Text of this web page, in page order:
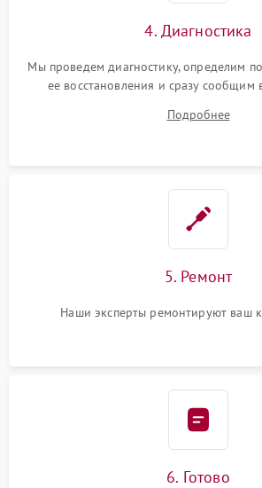
4. Диагностика
Мы проведем диагностику, определим
ее восстановления и сразу сообщим
Подробнее
5. Ремонт
Наши эксперты ремонтируют ваш
6. Готово